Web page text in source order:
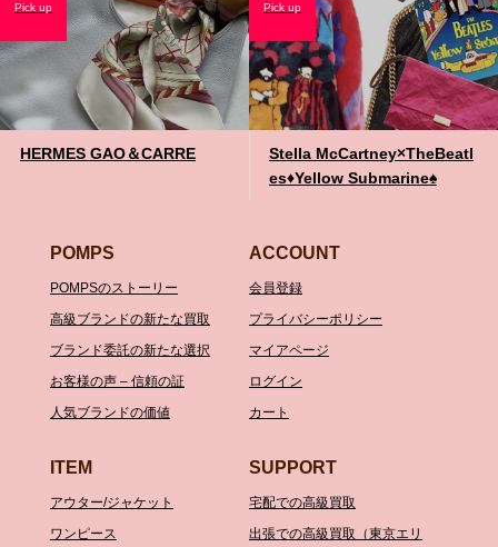
HERMES GAO＆CARRE
Pick up
Stella McCartney×TheBeatl
es♦️Yellow Submarine♠️
Pick up
POMPS
POMPSのストーリー
高級ブランドの新たな買取
ブランド委託の新たな選択
お客様の声 – 信頼の証
人気ブランドの価値
ACCOUNT
会員登録
プライバシーポリシー
マイアページ
ログイン
カート
ITEM
アウター/ジャケット
ワンピース
SUPPORT
宅配での高級買取
出張での高級買取（東京エリ